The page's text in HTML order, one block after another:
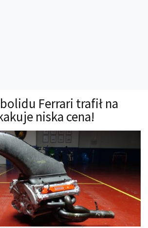
Ferrari trafił na
niska cena!